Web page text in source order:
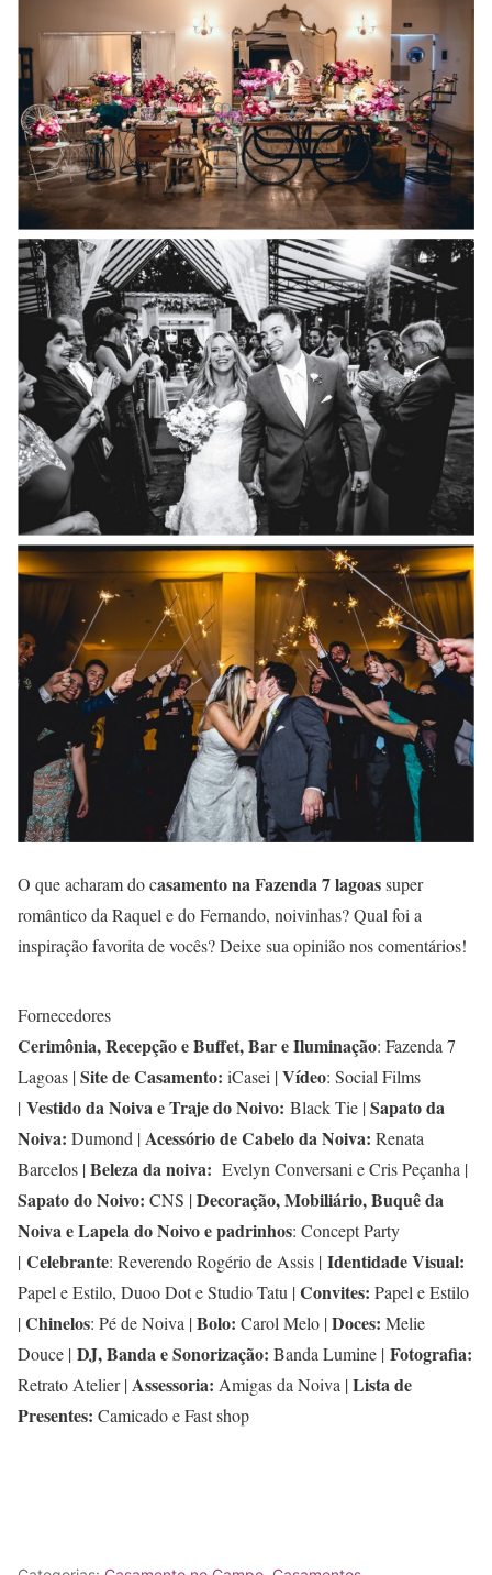
O que acharam do casamento na Fazenda 7 lagoassuper
romântico da Raquel e do Fernando, noivinhas? Qual foi a
inspiração favorita de vocês? Deixe sua opinião nos comentários!
Fornecedores
Cerimônia, Recepção e Buffet, Bar e Iluminação: Fazenda 7
Lagoas |Site de Casamento: iCasei |Vídeo: Social Films
| Vestido da Noiva e Traje do Noivo: Black Tie |Sapato da
Noiva: Dumond |Acessório de Cabelo da Noiva: Renata
Barcelos |Beleza da noiva: Evelyn Conversani e Cris Peçanha |
Sapato do Noivo: CNS |Decoração, Mobiliário, Buquê da
Noiva e Lapela do Noivo e padrinhos: Concept Party
| Celebrante: Reverendo Rogério de Assis | Identidade Visual:
Papel e Estilo, Duoo Dot e Studio Tatu |Convites: Papel e Estilo
|Chinelos: Pé de Noiva |Bolo: Carol Melo |Doces: Melie
Douce | DJ, Banda e Sonorização: Banda Lumine | Fotografia:
Retrato Atelier |Assessoria: Amigas da Noiva |Lista de
Presentes: Camicado e Fast shop